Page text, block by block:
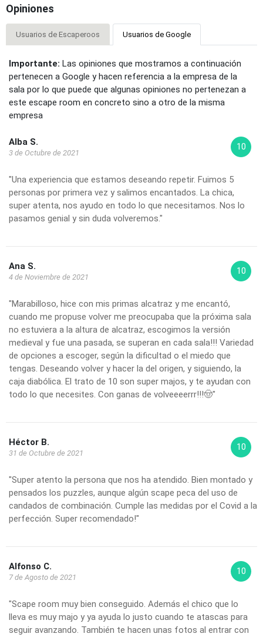
Opiniones
Usuarios de Escaperoos Usuarios de Google
Importante: Las opiniones que mostramos a continuación
pertenecen a Google y hacen referencia a la empresa de la
sala por lo que puede que algunas opiniones no pertenezan a
este escape room en concreto sino a otro de la misma
empresa
Alba S.
3 de Octubre de 2021
10
"Una experiencia que estamos deseando repetir. Fuimos 5
personas por primera vez y salimos encantados. La chica,
super atenta, nos ayudo en todo lo que necesitamos. Nos lo
pasamos genial y sin duda volveremos."
Ana S.
4 de Noviembre de 2021
10
"Marabilloso, hice con mis primas alcatraz y me encantó,
cuando me propuse volver me preocupaba que la próxima sala
no estuviera a la altura de alcatraz, escogimos la versión
medieval y fue una pasada, se superan en cada sala!!! Variedad
de opciones a escoger, según la dificultad o el miedo que
tengas. Deseando volver y hacer la del origen, y siguiendo, la
caja diabólica. El trato de 10 son super majos, y te ayudan con
todo lo que necesites. Con ganas de volveeeerrr!!!🤠"
Héctor B.
31 de Octubre de 2021
10
"Super atento la persona que nos ha atendido. Bien montado y
pensados los puzzles, aunque algún scape peca del uso de
candados de combinación. Cumple las medidas por el Covid a la
perfección. Super recomendado!"
Alfonso C.
7 de Agosto de 2021
10
"Scape room muy bien conseguido. Además el chico que lo
lleva es muy majo y ya ayuda lo justo cuando te atascas para
seguir avanzando. También te hacen unas fotos al entrar con